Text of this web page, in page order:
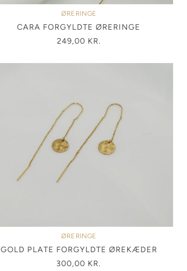
ØRERINGE
CARA FORGYLDTE ØRERINGE
249,00 KR.
ØRERINGE
GOLD PLATE FORGYLDTE ØREKÆDER
300,00 KR.